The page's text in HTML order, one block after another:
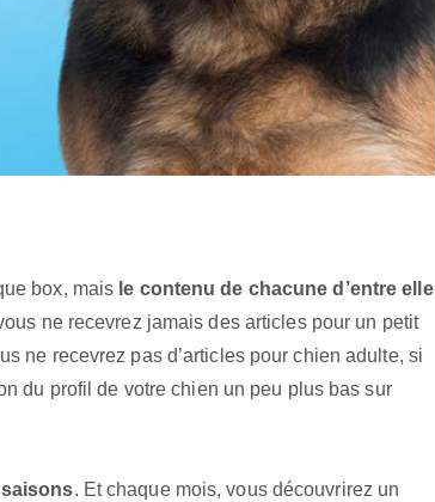
box, mais le contenu de chacune d’entre elle
ne recevrez jamais des articles pour un petit
ne recevrez pas d’articles pour chien adulte, si
du profil de votre chien un peu plus bas sur
. Et chaque mois, vous découvrirez un